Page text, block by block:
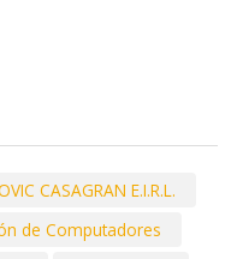
CASAGRAN E.I.R.L.
de Computadores